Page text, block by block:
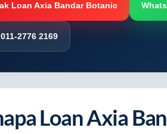
Loan Axia Bandar Botanic
2776 2169
Loan Axia